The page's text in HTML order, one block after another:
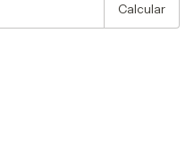
Calcular